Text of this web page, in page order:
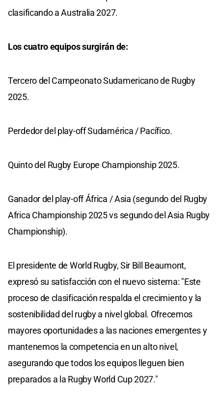
clasificando a Australia 2027.
Los cuatro equipos surgirán de:
Tercero del Campeonato Sudamericano de Rugby
2025.
Perdedor del play-off Sudamérica / Pacífico.
Quinto del Rugby Europe Championship 2025.
Ganador del play-off África / Asia (segundo del Rugby
Africa Championship 2025 vs segundo del Asia Rugby
Championship).
El presidente de World Rugby, Sir Bill Beaumont,
expresó su satisfacción con el nuevo sistema: "Este
proceso de clasificación respalda el crecimiento y la
sostenibilidad del rugby a nivel global. Ofrecemos
mayores oportunidades a las naciones emergentes y
mantenemos la competencia en un alto nivel,
asegurando que todos los equipos lleguen bien
preparados a la Rugby World Cup 2027."